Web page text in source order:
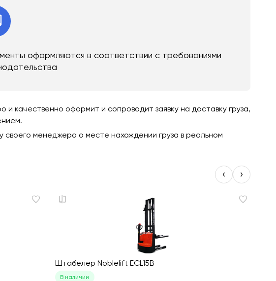
оформляются в соответствии с требованиями
качественно оформит и сопроводит заявку на доставку груза,
менеджера о месте нахождении груза в реальном
‹ ›
Штабелер Noblelift ECL15B
В наличии